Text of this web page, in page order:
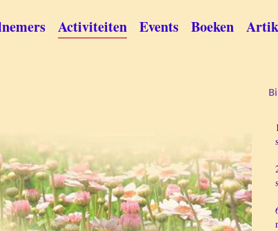
Activiteiten Events Boeken